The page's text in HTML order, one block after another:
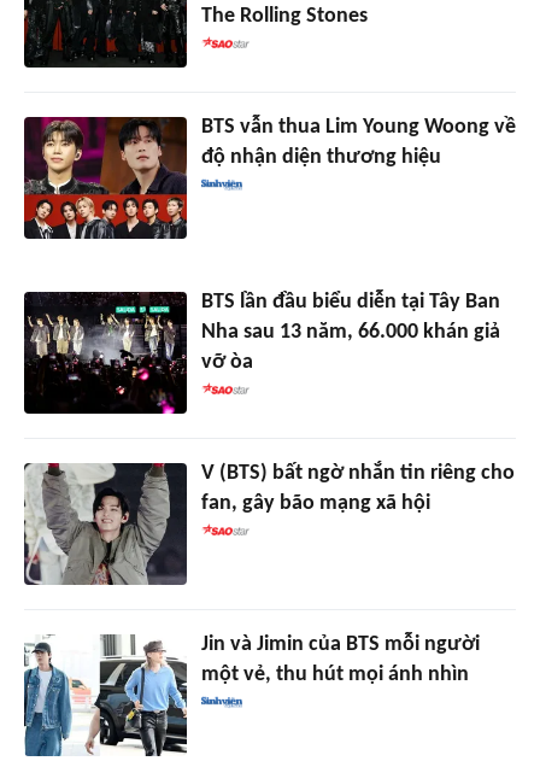
The Rolling Stones
BTS vẫn thua Lim Young Woong về
độ nhận diện thương hiệu
BTS lần đầu biểu diễn tại Tây Ban
Nha sau 13 năm, 66.000 khán giả
vỡ òa
V (BTS) bất ngờ nhắn tin riêng cho
fan, gây bão mạng xã hội
Jin và Jimin của BTS mỗi người
một vẻ, thu hút mọi ánh nhìn